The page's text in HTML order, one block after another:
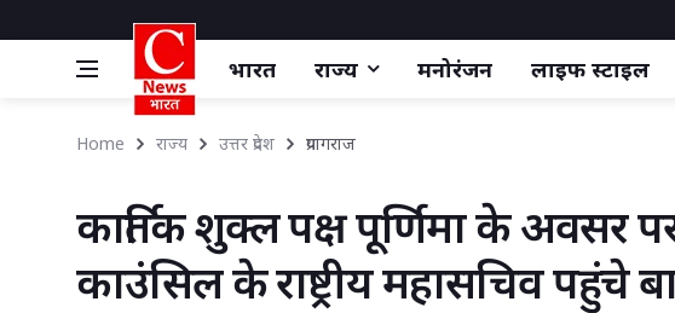
भारत राज्य मनोरंजन लाइफ स्‍टाइल
Home राज्य उत्तर प्रदेश प्रयागराज
कार्तिक शुक्ल पक्ष पूर्णिमा के अवसर
काउंसिल के राष्ट्रीय महासचिव पहुंचे